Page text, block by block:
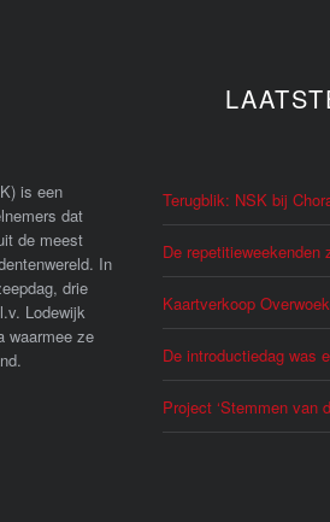
is een
dat
de meest
In
drie
Lodewijk
waarmee ze
Terugblik: NSK bij
De repetitieweekenden
Kaartverkoop
De introductiedag was
Project ‘Stemmen van